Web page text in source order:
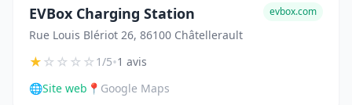
EVBox Charging Station
Rue Louis Blériot 26, 86100 Châtellerault
evbox.com
★☆☆☆☆1/5•1 avis
🌐Site web 📍 Google Maps